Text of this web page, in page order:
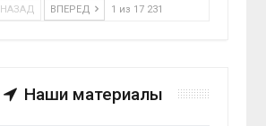
НАЗАД ВПЕРЕД 1 из 17 231
Наши материалы